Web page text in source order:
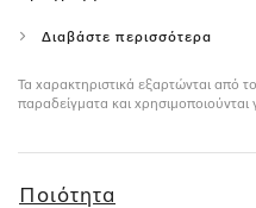
Διαβάστε περισσότερα
Τα χαρακτηριστικά εξαρτώνται από
παραδείγματα και
Ποιότητα